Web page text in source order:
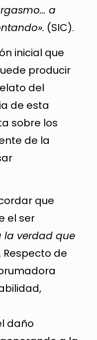
a
(SIC).
inicial que
producir
del
de esta
sobre los
de la
que
el ser
la verdad que
Respecto de
daño